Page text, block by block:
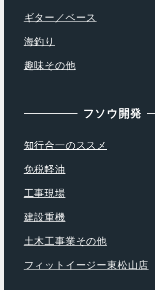
ギター／ベース
海釣り
趣味その他
フソウ開発
知行合一のススメ
免税軽油
工事現場
建設重機
土木工事業その他
フィットイージー東松山店